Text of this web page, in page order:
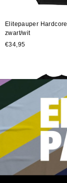
Elitepauper
zwart/wit
€34,95